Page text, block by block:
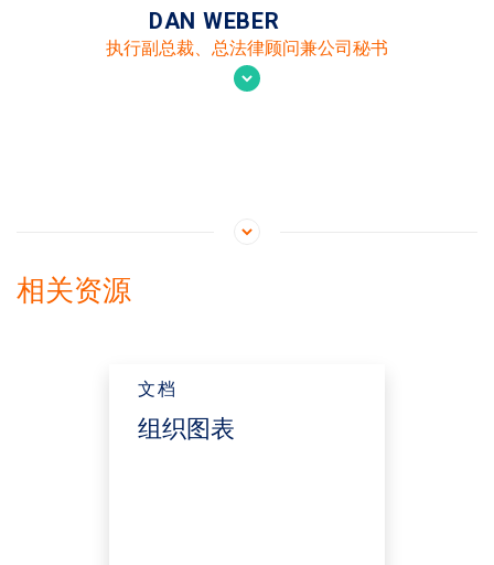
DAN WEBER
执行副总裁、总法律顾问兼公司秘书
相关资源
文档
组织图表